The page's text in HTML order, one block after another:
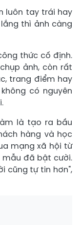
luôn tay trái hay
thì ảnh càng
thức cố định.
ảnh, còn rất
trang điểm hay
có nguyên
là tạo ra bầu
hàng và học
mạng xã hội từ
mẫu đã bật cười.
cũng tự tin hơn",